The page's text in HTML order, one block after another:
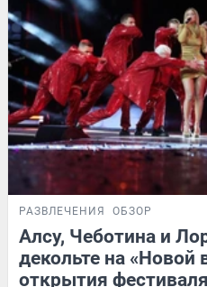
РАЗВЛЕЧЕНИЯ ОБЗОР
Алсу, Чеботина и
декольте на «Новой
открытия фестиваля